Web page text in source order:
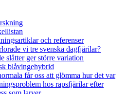
och referenser
vi tre svenska dagfjärilar?
slåtter ger större variation
blåvingehybrid
får oss att glömma hur det var
hos rapsfjärilar efter